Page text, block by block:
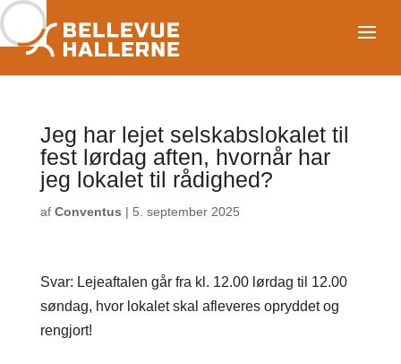
Jeg har lejet selskabslokalet til
fest lørdag aften, hvornår har
jeg lokalet til rådighed?
af Conventus | 5. september 2025
Svar: Lejeaftalen går fra kl. 12.00 lørdag til 12.00
søndag, hvor lokalet skal afleveres opryddet og
rengjort!